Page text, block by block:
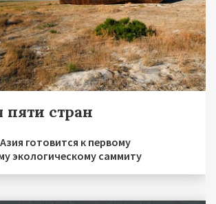
пяти стран
готовится к первому
экологическому саммиту